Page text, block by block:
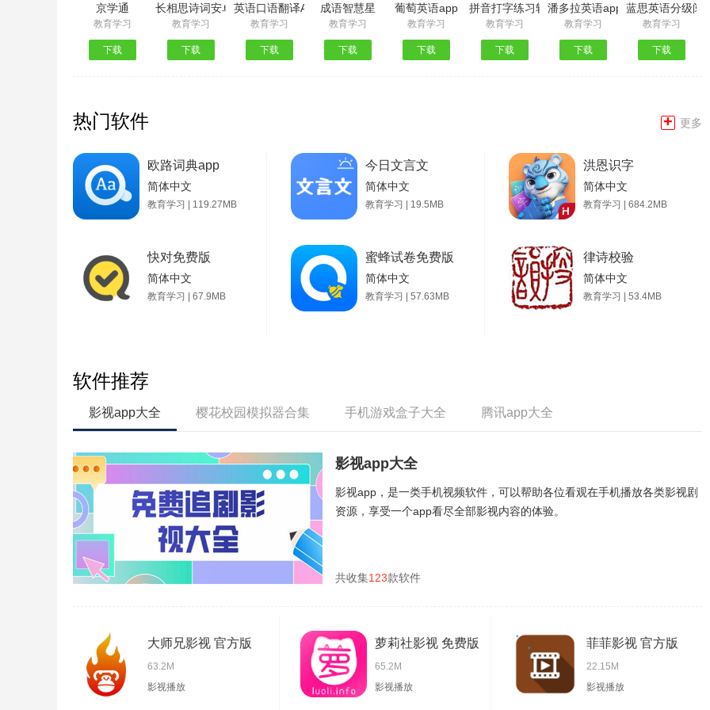
京学通
教育学习
下载
长相思诗词安卓版
教育学习
下载
英语口语翻译App最新版
教育学习
下载
成语智慧星
教育学习
下载
葡萄英语app
教育学习
下载
拼音打字练习软件手机版
教育学习
下载
潘多拉英语app
教育学习
下载
蓝思英语分级阅
教育学习
下载
热门软件 + 更多
欧路词典app
简体中文
教育学习 | 119.27MB
今日文言文
简体中文
教育学习 | 19.5MB
洪恩识字
简体中文
教育学习 | 684.2MB
快对免费版
简体中文
教育学习 | 67.9MB
蜜蜂试卷免费版
简体中文
教育学习 | 57.63MB
律诗校验
简体中文
教育学习 | 53.4MB
软件推荐
影视app大全 樱花校园模拟器合集 手机游戏盒子大全 腾讯app大全
影视app大全
影视app，是一类手机视频软件，可以帮助各位看观在手机播放各类影视剧
资源，享受一个app看尽全部影视内容的体验。
共收集123款软件
大师兄影视 官方版
63.2M
影视播放
萝莉社影视 免费版
65.2M
影视播放
菲菲影视 官方版
22.15M
影视播放